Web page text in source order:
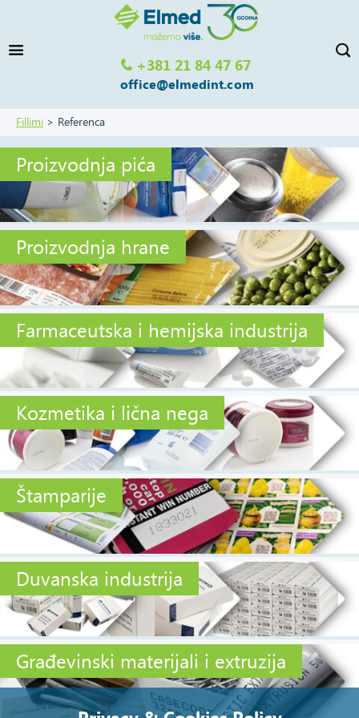
+381 21 84 47 67
office@elmedint.com
Fillimi Referenca
Proizvodnja pića
Proizvodnja hrane
Farmaceutska i hemijska industrija
Kozmetika i lična nega
Štamparije
Duvanska industrija
Građevinski materijali i extruzija